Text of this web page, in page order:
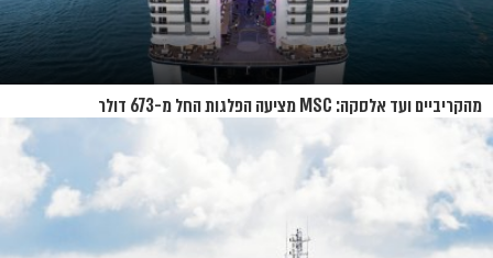
מהקריביים ועד אלסקה: MSC מציעה הפלגות החל מ-673 דולר